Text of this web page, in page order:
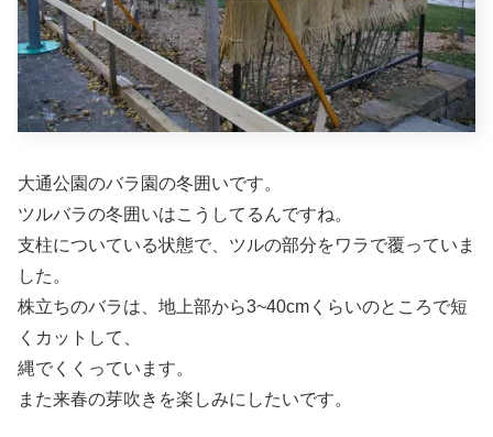
大通公園のバラ園の冬囲いです。
ツルバラの冬囲いはこうしてるんですね。
支柱についている状態で、ツルの部分をワラで覆っていま
した。
株立ちのバラは、地上部から3~40cmくらいのところで短
くカットして、
縄でくくっています。
また来春の芽吹きを楽しみにしたいです。